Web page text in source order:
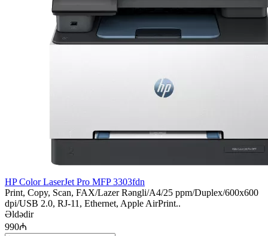
HP Color LaserJet Pro MFP 3303fdn
Print, Copy, Scan, FAX/Lazer Rəngli/A4/25 ppm/Duplex/600x600
dpi/USB 2.0, RJ-11, Ethernet, Apple AirPrint..
Əldədir
990₼